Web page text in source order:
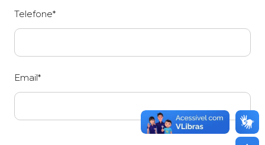
Telefone*
Email*